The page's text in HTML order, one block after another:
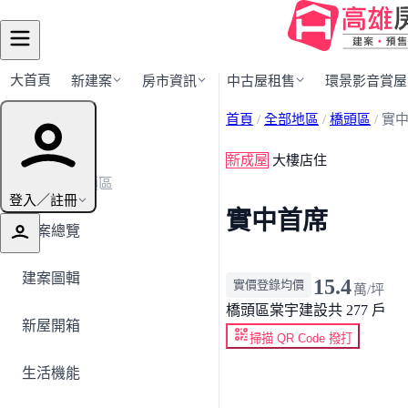
大首頁 新建案 房市資訊 中古屋租售 環景影音賞屋
登入／註冊
建案導覽
← 返回橋頭區
建案總覽
建案圖輯
新屋開箱
生活機能
首頁 / 全部地區 / 橋頭區 / 實
新成屋 大樓店住
實中首席
實價登錄均價 15.4萬/坪
橋頭區棠宇建設共 277 戶
掃描 QR Code 撥打